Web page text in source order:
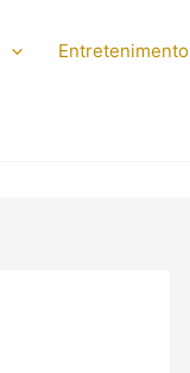
Entretenimento